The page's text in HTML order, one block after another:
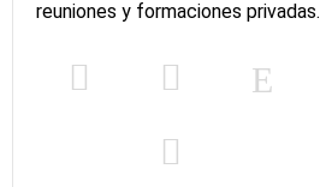
reuniones y formaciones privadas.